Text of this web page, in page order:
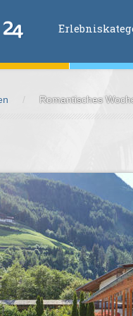
Fliegen &
Sport &
Essen &
Wellness &
Wasser &
Lifestyle &
Kids &
/ Romantisches